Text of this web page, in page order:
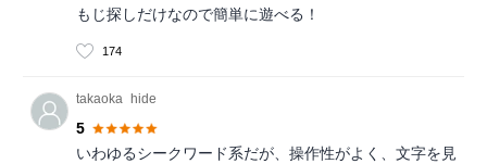
もじ探しだけなので簡単に遊べる！
174
takaoka_hide
5
いわゆるシークワード系だが、操作性がよく、文字を見